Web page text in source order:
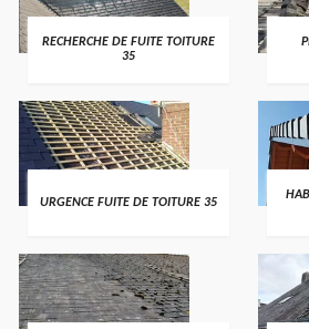
RECHERCHE DE FUITE TOITURE
35
URGENCE FUITE DE TOITURE 35